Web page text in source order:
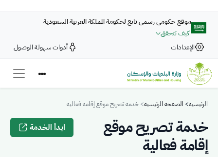
موقع حكومي رسمي تابع لحكومة المملكة العربية السعودية
كيف تتحقق
الإعدادات
أدوات سهولة الوصول
Breadcrumb
الرئيسية الصفحة الرئيسية خدمة تصريح موقع إقامة فعالية
خدمة تصريح موقع
إقامة فعالية
ابدأ الخدمة